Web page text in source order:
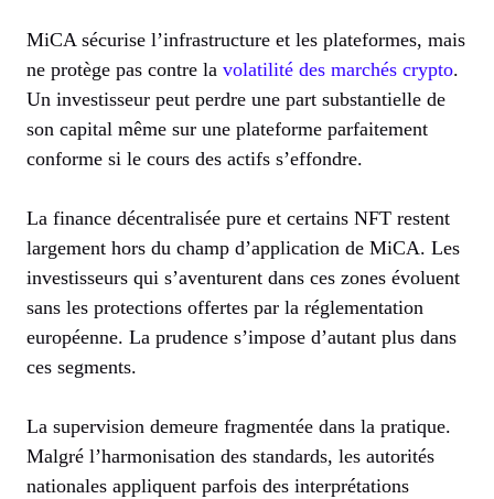
MiCA sécurise l’infrastructure et les plateformes, mais
ne protège pas contre la volatilité des marchés crypto.
Un investisseur peut perdre une part substantielle de
son capital même sur une plateforme parfaitement
conforme si le cours des actifs s’effondre.
La finance décentralisée pure et certains NFT restent
largement hors du champ d’application de MiCA. Les
investisseurs qui s’aventurent dans ces zones évoluent
sans les protections offertes par la réglementation
européenne. La prudence s’impose d’autant plus dans
ces segments.
La supervision demeure fragmentée dans la pratique.
Malgré l’harmonisation des standards, les autorités
nationales appliquent parfois des interprétations